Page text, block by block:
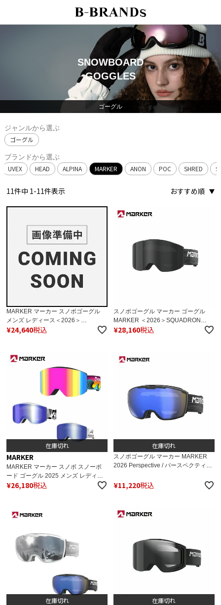
SNOWBOARD
GOGGLES
ゴーグル
ジャンルから選ぶ
ゴーグル
ブランドから選ぶ
UVEX HEAD ALPINA MARKER ANON POC SHRED
おすすめ順
11件中 1-11件表示
MARKER マーカー スノボゴーグル
メンズ レディース＜2026＞
Squadron Magnet+ / スカッドロン マ
ー】 日本正規品
¥24,640税込
スノボゴーグル マーカー ゴーグル
MARKER ＜2026＞SQUADRON
MAGNET+ / 調光偏光レンズ / スカッ
規品
¥28,160税込
在庫切れ
MARKER
MARKER マーカー スノボ スノーボ
ード ゴーグル 2025 メンズ レディー
ス SQUADRON MAGNET+ / 142309
¥26,180税込
在庫切れ
スノボゴーグル マーカー MARKER
2026 Perspective / パースペクティブ
¥11,220税込
在庫切れ 在庫切れ